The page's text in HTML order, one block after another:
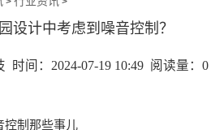
设计中考虑到噪音控制？
间：2024-07-19 10:49 阅读量： 0
控制那些事儿